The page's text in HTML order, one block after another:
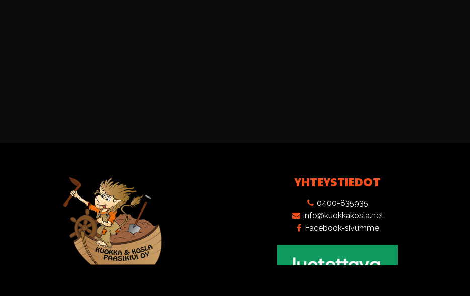
YHTEYSTIEDOT
0400-835935
info@kuokkakosla.net
Facebook-sivumme